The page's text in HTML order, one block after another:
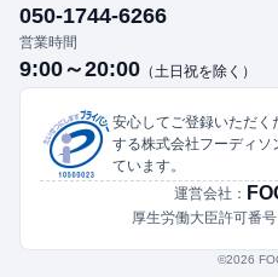
050-1744-6266
営業時間
9:00～20:00 （土日祝を除く）
安心してご登録いただ
する株式会社フーディソ
ています。
運営会社：
厚生労働大臣許可番号
©︎2026